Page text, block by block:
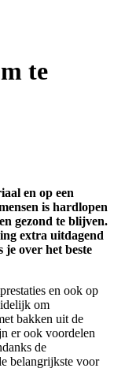
te
en op een
is hardlopen
gezond te blijven.
extra uitdagend
over het beste
en ook op
om
bakken uit de
er ook voordelen
de
belangrijkste voor